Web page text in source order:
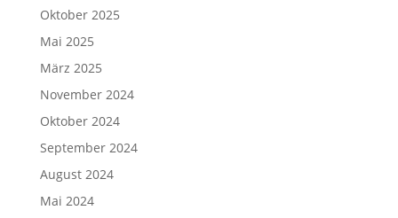
Oktober 2025
Mai 2025
März 2025
November 2024
Oktober 2024
September 2024
August 2024
Mai 2024